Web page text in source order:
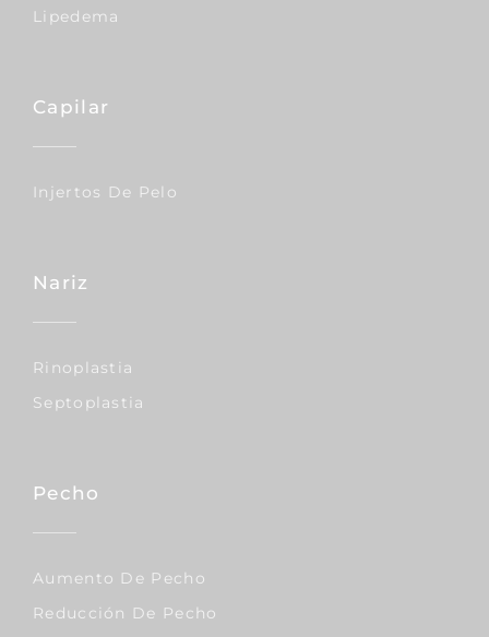
Lipedema
Capilar
Injertos De Pelo
Nariz
Rinoplastia
Septoplastia
Pecho
Aumento De Pecho
Reducción De Pecho